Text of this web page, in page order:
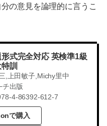
の意見を論理的に言うこ
式完全対応 英検準1級
訓
,上田敏子,Michy里中
チ出版
4-86392-612-7
で購入